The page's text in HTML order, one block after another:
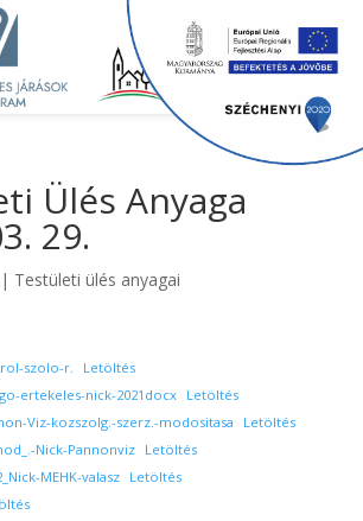
Ülés Anyaga
29.
Testületi ülés anyagai
szolo-r.
Letöltés
ertekeles-nick-2021docx
Letöltés
Viz-kozszolg.-szerz.-modositasa
Letöltés
Nick-Pannonviz
Letöltés
MEHK-valasz
Letöltés